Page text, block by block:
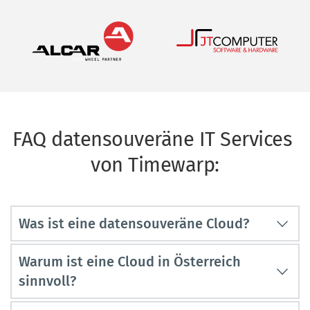
FAQ datensouveräne IT Services
von Timewarp:
Was ist eine datensouveräne Cloud?
Eine datensouveräne Cloud stellt sicher, dass
Daten im eigenen Land gespeichert und
verarbeitet werden. Unternehmen behalten
damit volle Kontrolle über Zugriff und
Warum ist eine Cloud in Österreich
sinnvoll?